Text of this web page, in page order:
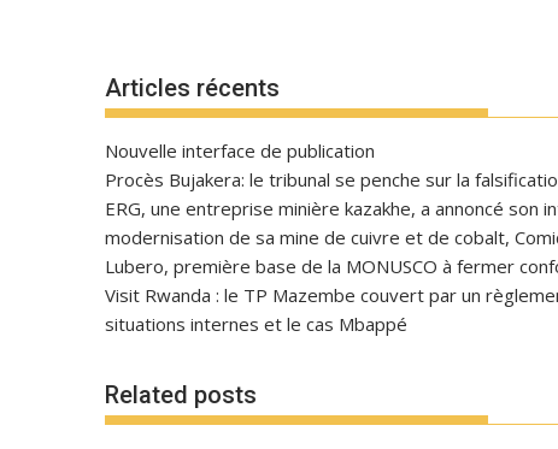
Articles récents
Nouvelle interface de publication
Procès Bujakera: le tribunal se penche sur la
ERG, une entreprise minière kazakhe, a annoncé son
modernisation de sa mine de cuivre et de cobalt,
Lubero, première base de la MONUSCO à fermer
Visit Rwanda : le TP Mazembe couvert par un
situations internes et le cas Mbappé
Related posts